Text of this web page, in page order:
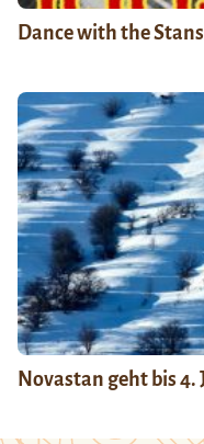
Dance with the
Novastan geht bis 4.